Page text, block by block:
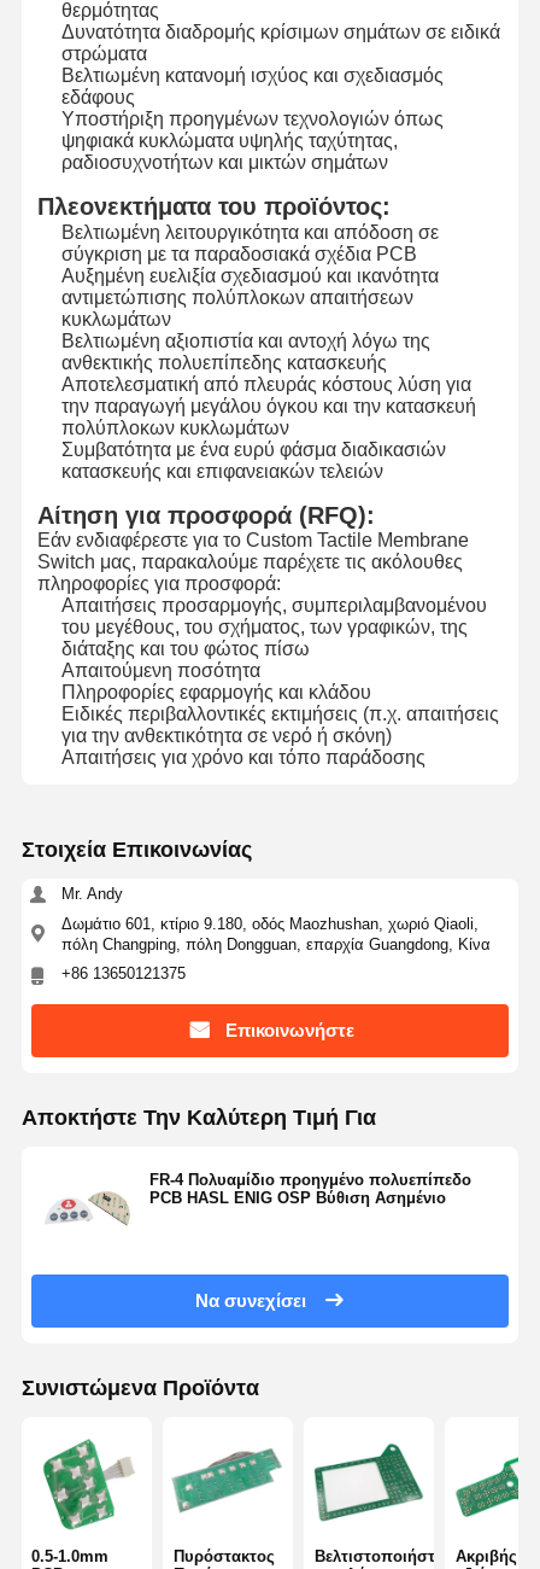
Επισκεψή
Εργοστασίου
Έλεγχος
Επικοινωνήσ
Ειδήσεις
Ζητήστε Μια
Προσφορά
Διακόπτης μεμβρανών συνήθειας
Βιομηχανικός διακόπτης μεμβρανών
Εύκαμπτος διακόπτης μεμβρανών
Διακόπτης μεμβρανών PCB
Διακόπτης μεμβρανών FPC
Διακόπτης μεμβρανών Backlight
Διακόπτης μεμβρανών αριθμητικών πληκτρολογίων
Διακόπτης επιτροπής μεμβρανών
Γραφικές επικαλύψεις
Κύκλοι PET
Συγκρότηση μεταλλικού θόλου
Δακτυλίδια PMMA
θερμότητας
Δυνατότητα διαδρομής κρίσιμων σημάτων σε ειδικά
στρώματα
Βελτιωμένη κατανομή ισχύος και σχεδιασμός
εδάφους
Υποστήριξη προηγμένων τεχνολογιών όπως
ψηφιακά κυκλώματα υψηλής ταχύτητας,
ραδιοσυχνοτήτων και μικτών σημάτων
Πλεονεκτήματα του προϊόντος:
Βελτιωμένη λειτουργικότητα και απόδοση σε
σύγκριση με τα παραδοσιακά σχέδια PCB
Αυξημένη ευελιξία σχεδιασμού και ικανότητα
αντιμετώπισης πολύπλοκων απαιτήσεων
κυκλωμάτων
Βελτιωμένη αξιοπιστία και αντοχή λόγω της
ανθεκτικής πολυεπίπεδης κατασκευής
Αποτελεσματική από πλευράς κόστους λύση για
την παραγωγή μεγάλου όγκου και την κατασκευή
πολύπλοκων κυκλωμάτων
Συμβατότητα με ένα ευρύ φάσμα διαδικασιών
κατασκευής και επιφανειακών τελειών
Αίτηση για προσφορά (RFQ):
Εάν ενδιαφέρεστε για το Custom Tactile Membrane
Switch μας, παρακαλούμε παρέχετε τις ακόλουθες
πληροφορίες για προσφορά:
Απαιτήσεις προσαρμογής, συμπεριλαμβανομένου
του μεγέθους, του σχήματος, των γραφικών, της
διάταξης και του φώτος πίσω
Απαιτούμενη ποσότητα
Πληροφορίες εφαρμογής και κλάδου
Ειδικές περιβαλλοντικές εκτιμήσεις (π.χ. απαιτήσεις
για την ανθεκτικότητα σε νερό ή σκόνη)
Απαιτήσεις για χρόνο και τόπο παράδοσης
Στοιχεία Επικοινωνίας
Mr. Andy
Δωμάτιο 601, κτίριο 9.180, οδός Maozhushan, χωριό Qiaoli,
πόλη Changping, πόλη Dongguan, επαρχία Guangdong, Κίνα
+86 13650121375
Επικοινωνήστε
Αποκτήστε Την Καλύτερη Τιμή Για
FR-4 Πολυαμίδιο προηγμένο πολυεπίπεδο
PCB HASL ENIG OSP Βύθιση Ασημένιο
Να συνεχίσει
Συνιστώμενα Προϊόντα
0.5-1.0mm
Πυρόστακτος
Βελτιστοποιήστε
Ακριβής